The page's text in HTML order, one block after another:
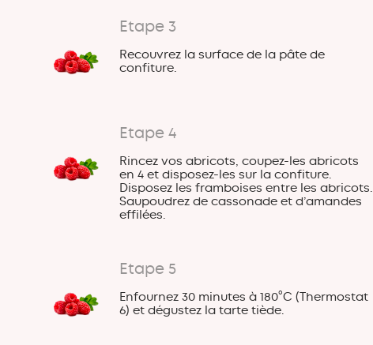
Etape 3
Recouvrez la surface de la pâte de
confiture.
Etape 4
Rincez vos abricots, coupez-les abricots
en 4 et disposez-les sur la confiture.
Disposez les framboises entre les abricots.
Saupoudrez de cassonade et d’amandes
effilées.
Etape 5
Enfournez 30 minutes à 180°C (Thermostat
6) et dégustez la tarte tiède.